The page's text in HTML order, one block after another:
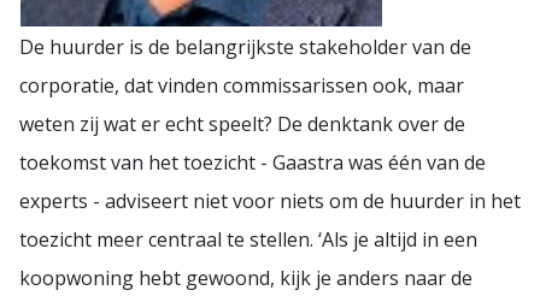
De huurder is de belangrijkste stakeholder van de
corporatie, dat vinden commissarissen ook, maar
weten zij wat er echt speelt? De denktank over de
toekomst van het toezicht - Gaastra was één van de
experts - adviseert niet voor niets om de huurder in het
toezicht meer centraal te stellen. ‘Als je altijd in een
koopwoning hebt gewoond, kijk je anders naar de